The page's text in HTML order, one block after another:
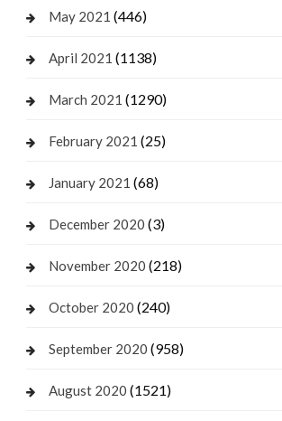
May 2021 (446)
April 2021 (1138)
March 2021 (1290)
February 2021 (25)
January 2021 (68)
December 2020 (3)
November 2020 (218)
October 2020 (240)
September 2020 (958)
August 2020 (1521)